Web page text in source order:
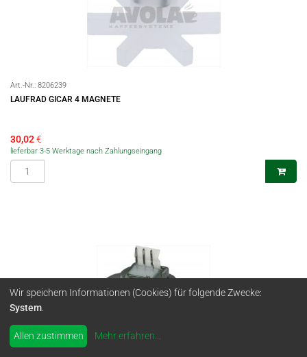
Art.-Nr.: 8206239
LAUFRAD GICAR 4 MAGNETE
30,02€
lieferbar 3-5 Werktage nach Zahlungseingang
Wir speichern Informationen (Cookies) für folgende Zwecke:
System
Allen zustimmen Mehr erfahren...